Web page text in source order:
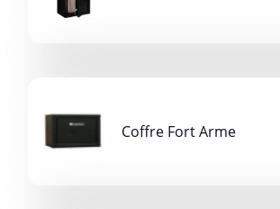
Coffre Fort Arme